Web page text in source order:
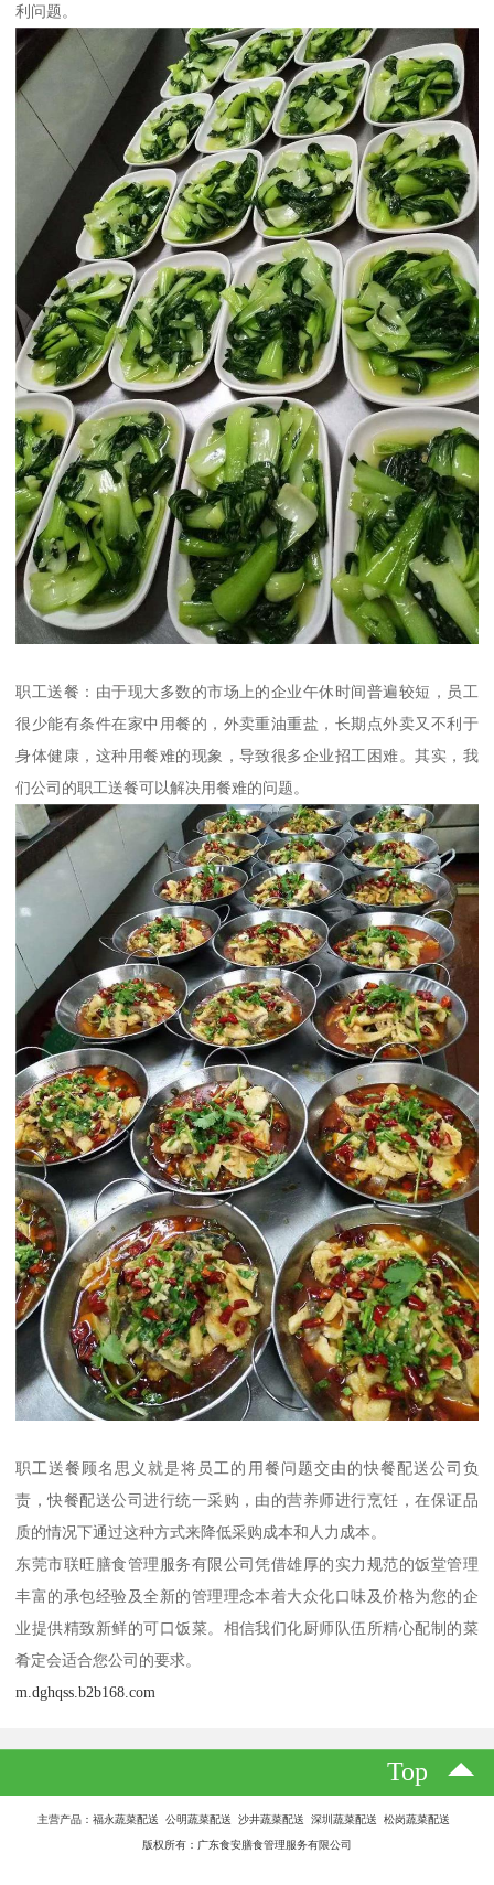
利问题。
职工送餐：由于现大多数的市场上的企业午休时间普遍较短，员工
很少能有条件在家中用餐的，外卖重油重盐，长期点外卖又不利于
身体健康，这种用餐难的现象，导致很多企业招工困难。其实，我
们公司的职工送餐可以解决用餐难的问题。
职工送餐顾名思义就是将员工的用餐问题交由的快餐配送公司负
责，快餐配送公司进行统一采购，由的营养师进行烹饪，在保证品
质的情况下通过这种方式来降低采购成本和人力成本。
东莞市联旺膳食管理服务有限公司凭借雄厚的实力规范的饭堂管理
丰富的承包经验及全新的管理理念本着大众化口味及价格为您的企
业提供精致新鲜的可口饭菜。相信我们化厨师队伍所精心配制的菜
肴定会适合您公司的要求。
m.dghqss.b2b168.com
Top
主营产品：福永蔬菜配送 公明蔬菜配送 沙井蔬菜配送 深圳蔬菜配送 松岗蔬菜配送
版权所有：广东食安膳食管理服务有限公司